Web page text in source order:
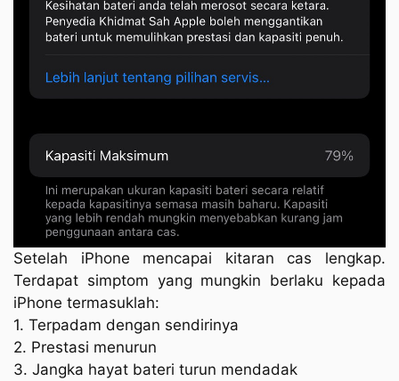
Setelah iPhone mencapai kitaran cas lengkap.
Terdapat simptom yang mungkin berlaku kepada
iPhone termasuklah:
1. Terpadam dengan sendirinya
2. Prestasi menurun
3. Jangka hayat bateri turun mendadak